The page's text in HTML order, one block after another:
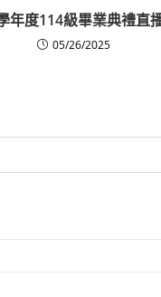
年度114級畢業典禮直
05/26/2025